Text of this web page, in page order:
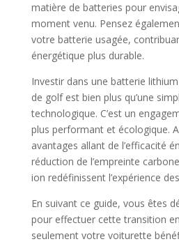
matière de batteries pour
moment venu. Pensez
votre batterie usagée,
énergétique plus durable.
Investir dans une batterie
de golf est bien plus qu’une
technologique. C’est un
plus performant et écologique.
avantages allant de l’efficacité
réduction de l’empreinte
ion redéfinissent l’expérience
En suivant ce guide, vous êtes
pour effectuer cette transition
seulement votre voiturette